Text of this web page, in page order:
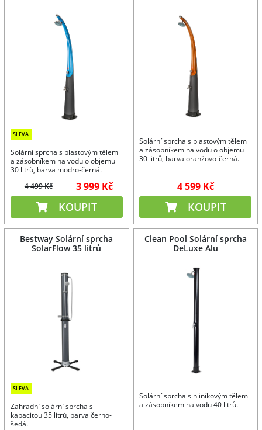
SLEVA
Solární sprcha s plastovým tělem
a zásobníkem na vodu o objemu
30 litrů, barva modro-černá.
4 499 Kč
3 999 Kč
KOUPIT
Solární sprcha s plastovým tělem
a zásobníkem na vodu o objemu
30 litrů, barva oranžovo-černá.
4 599 Kč
KOUPIT
Bestway Solární sprcha
SolarFlow 35 litrů
SLEVA
Zahradní solární sprcha s
kapacitou 35 litrů, barva černo-
šedá.
Clean Pool Solární sprcha
DeLuxe Alu
Solární sprcha s hliníkovým tělem
a zásobníkem na vodu 40 litrů.